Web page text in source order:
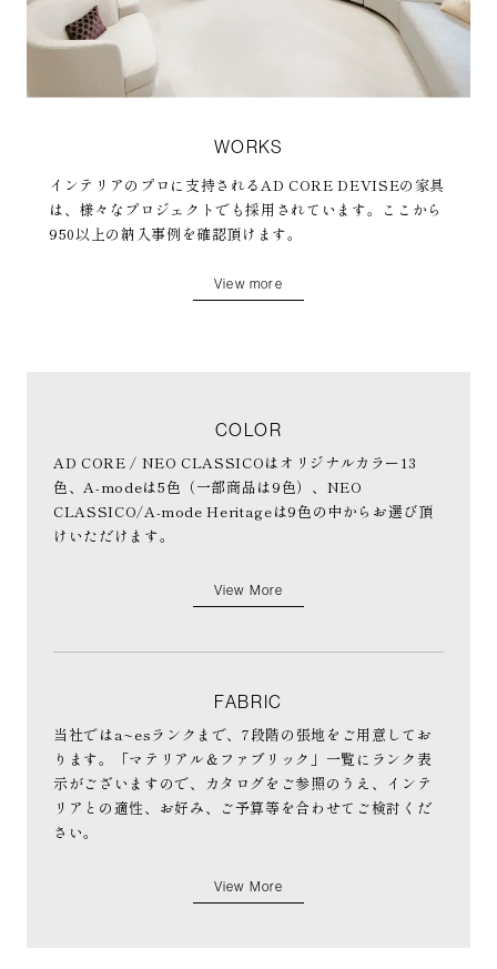
WORKS
インテリアのプロに支持されるAD CORE DEVISEの家具
は、様々なプロジェクトでも採用されています。ここから
950以上の納入事例を確認頂けます。
View more
COLOR
AD CORE / NEO CLASSICOはオリジナルカラー13
色、A-modeは5色（一部商品は9色）、NEO
CLASSICO/A-mode Heritageは9色の中からお選び頂
けいただけます。
View More
FABRIC
当社ではa~esランクまで、7段階の張地をご用意してお
ります。「マテリアル＆ファブリック」一覧にランク表
示がございますので、カタログをご参照のうえ、インテ
リアとの適性、お好み、ご予算等を合わせてご検討くだ
さい。
View More